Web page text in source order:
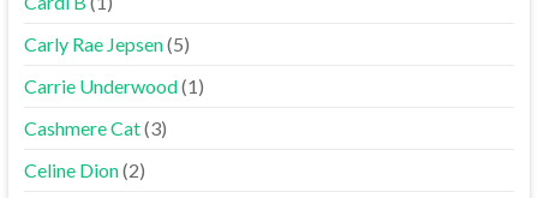
Carly Rae Jepsen(5)
Carrie Underwood(1)
Cashmere Cat(3)
Celine Dion(2)